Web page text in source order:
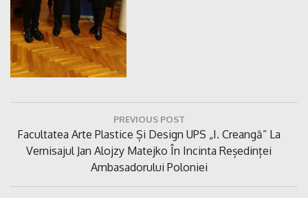
articole
PREVIOUS POST
Previous
Post:
Facultatea Arte Plastice Și Design UPS „I. Creangă” La
Vernisajul Jan Alojzy Matejko În Incinta Reședinței
Ambasadorului Poloniei